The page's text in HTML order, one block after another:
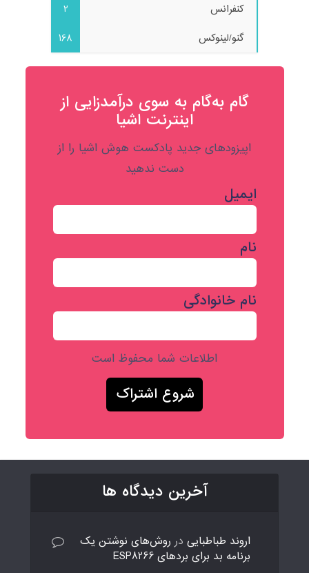
کنفرانس
2
گنو/لینوکس
168
گام به‌گام به‌ سوی درآمدزایی از
اینترنت اشیا
اپیزودهای جدید پادکست هوش اشیا را از
دست ندهید
ایمیل
نام
نام خانوادگی
اطلاعات شما محفوظ است
آخرین دیدگاه ها
اروند طباطبایی در روش‌های نوشتن یک
برنامه بد برای بردهای ESP8266